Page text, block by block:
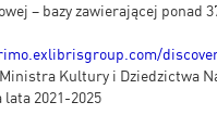
– bazy zawierającej ponad
Kultury i Dziedzictwa
lata 2021-2025